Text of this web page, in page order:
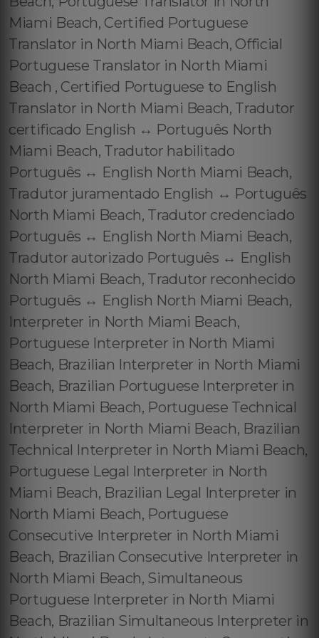
Miami Beach, Certified Portuguese
Translator in North Miami Beach, Official
Portuguese Translator in North Miami
Beach , Certified Portuguese to English
Translator in North Miami Beach, Tradutor
certificado English ↔️ Português North
Miami Beach, Tradutor habilitado
Português ↔️ English North Miami Beach,
Tradutor juramentado English ↔️ Português
North Miami Beach, Tradutor credenciado
Português ↔️ English North Miami Beach,
Tradutor autorizado Português ↔️ English
North Miami Beach, Tradutor reconhecido
Português ↔️ English North Miami Beach,
Interpreter in North Miami Beach,
Portuguese Interpreter in North Miami
Beach, Brazilian Interpreter in North Miami
Beach, Brazilian Portuguese Interpreter in
North Miami Beach, Portuguese Technical
Interpreter in North Miami Beach, Brazilian
Technical Interpreter in North Miami Beach,
Portuguese Legal Interpreter in North
Miami Beach, Brazilian Legal Interpreter in
North Miami Beach, Portuguese
Consecutive Interpreter in North Miami
Beach, Brazilian Consecutive Interpreter in
North Miami Beach, Simultaneous
Portuguese Interpreter in North Miami
Beach, Brazilian Simultaneous Interpreter in